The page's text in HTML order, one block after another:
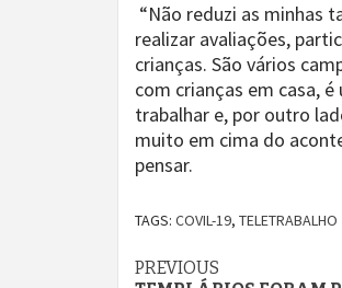
“Não reduzi as minhas
realizar avaliações,
crianças. São vários
com crianças em casa,
trabalhar e, por outro
muito em cima do
pensar.
TAGS: COVIL-19, TELETRABALHO
Continue
PREVIOUS